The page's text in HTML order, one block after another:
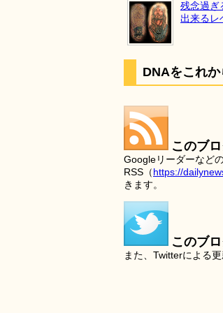
残念過ぎ
出来るレ
DNAをこれか
このブ
Googleリーダーなど
RSS（https://
きます。
このブ
また、Twitterによる